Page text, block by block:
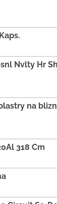
Nvlty Hr
na
318 Cm